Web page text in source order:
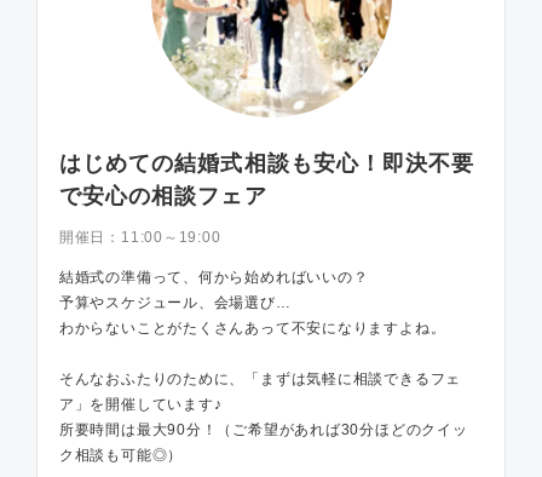
はじめての結婚式相談も安心！即決不要
で安心の相談フェア
開催日： 11:00～19:00
結婚式の準備って、何から始めればいいの？
予算やスケジュール、会場選び…
わからないことがたくさんあって不安になりますよね。
そんなおふたりのために、「まずは気軽に相談できるフェ
ア」を開催しています♪
所要時間は最大90分！（ご希望があれば30分ほどのクイッ
ク相談も可能◎）